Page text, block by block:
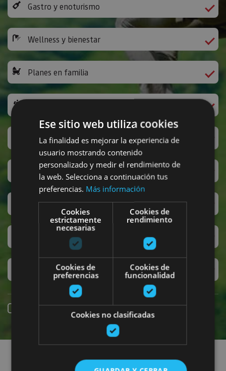
Gastro y enoturismo
Wellness y bienestar
Planes en familia
Ocio y diversión
San Fermín
Accesibilidad
Turismo regenerativo
Experiencias exclusivas
Reserva online
Encuentra planes
Ese sitio web utiliza cookies
La finalidad es mejorar la experiencia de
usuario mostrando contenido
personalizado y medir el rendimiento de
la web. Selecciona a continuación tus
preferencias. Más información
Cookies
estrictamente
necesarias
Cookies de
rendimiento
Cookies de
preferencias
Cookies de
funcionalidad
Cookies no clasificadas